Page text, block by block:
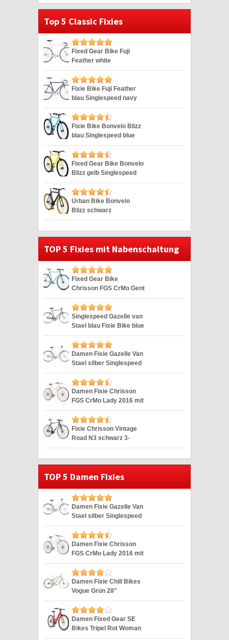
Top 5 Classic Fixies
Fixed Gear Bike Fuji
Feather white
Singlespeed weiss 28″
Fixie Bike Fuji Feather
blau Singlespeed navy
28″
Fixie Bike Bonvelo Blizz
blau Singlespeed blue
28″
Fixed Gear Bike Bonvelo
Blizz gelb Singlespeed
yellow 28″
Urban Bike Bonvelo
Blizz schwarz
Singlespeed black 28″
TOP 5 Fixies mit Nabenschaltung
Fixed Gear Bike
Chrisson FGS CrMo Gent
blau Duomatic 28″
Singlespeed Gazelle van
Stael blau Fixie Bike blue
28″
Damen Fixie Gazelle Van
Stael silber Singlespeed
Silver 28″
Damen Fixie Chrisson
FGS CrMo Lady 2016 mit
2G weiss 28″
Fixie Chrisson Vintage
Road N3 schwarz 3-
Gang 28″
TOP 5 Damen Fixies
Damen Fixie Gazelle Van
Stael silber Singlespeed
Silver 28″
Damen Fixie Chrisson
FGS CrMo Lady 2016 mit
2G weiss 28″
Damen Fixie Chill Bikes
Vogue Grün 28″
Damen Fixed Gear SE
Bikes Tripel Rot Woman
Fixie 28 Zoll